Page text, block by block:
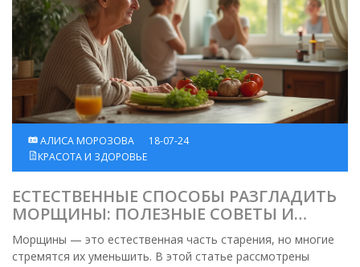
АЛИСА МОРОЗОВА
18-07-24
КРАСОТА И ЗДОРОВЬЕ
ЕСТЕСТВЕННЫЕ СПОСОБЫ РАЗГЛАДИТЬ
МОРЩИНЫ: ПОЛЕЗНЫЕ СОВЕТЫ И
ФАКТЫ
Морщины — это естественная часть старения, но многие
стремятся их уменьшить. В этой статье рассмотрены